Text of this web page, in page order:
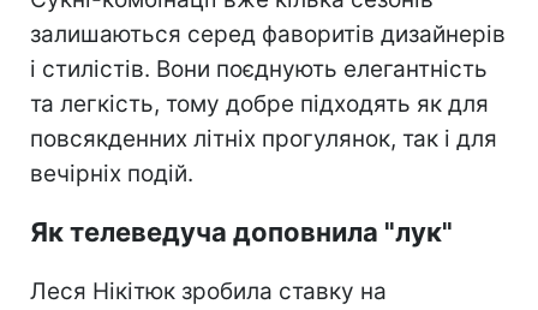
залишаються серед фаворитів дизайнерів
і стилістів. Вони поєднують елегантність
та легкість, тому добре підходять як для
повсякденних літніх прогулянок, так і для
вечірніх подій.
Як телеведуча доповнила "лук"
Леся Нікітюк зробила ставку на